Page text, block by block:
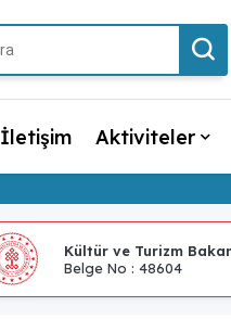
İletişim Aktiviteler
Kültür ve Turizm
Belge No : 48604